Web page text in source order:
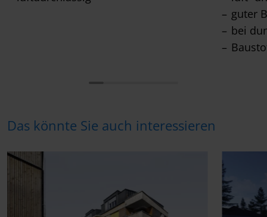
guter
bei
Das könnte Sie auch interessieren